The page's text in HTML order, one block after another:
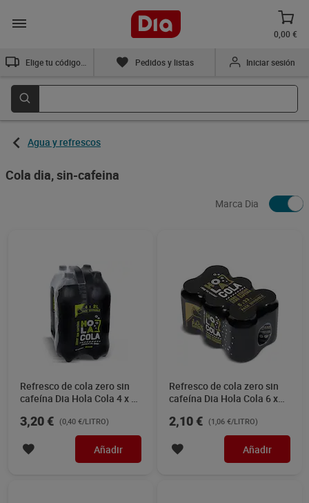
0,00 €
Pedidos y listas Iniciar sesión
Agua y refrescos
Cola dia, sin-cafeina
Marca Dia
Refresco de cola zero sin
cafeína Dia Hola Cola 4 x 2
3,20 € (0,40 €/LITRO)
Añadir
Refresco de cola zero sin
cafeína Dia Hola Cola 6 x
2,10 € (1,06 €/LITRO)
Añadir